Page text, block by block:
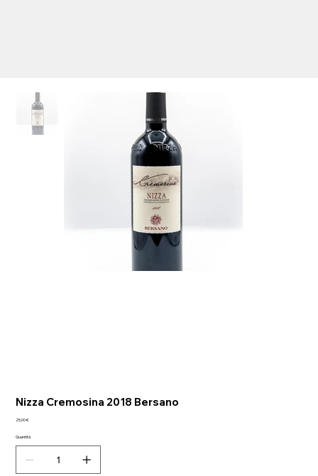
Nizza Cremosina 2018 Bersano
Prezzo
25,00 €
Quantità